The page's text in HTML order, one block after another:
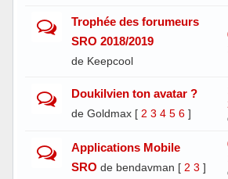
Trophée des forumeurs
SRO 2018/2019
de Keepcool
Doukilvien ton avatar ?
de Goldmax [ 2 3 4 5 6]
Applications Mobile
SRO de bendavman [ 2 3 ]